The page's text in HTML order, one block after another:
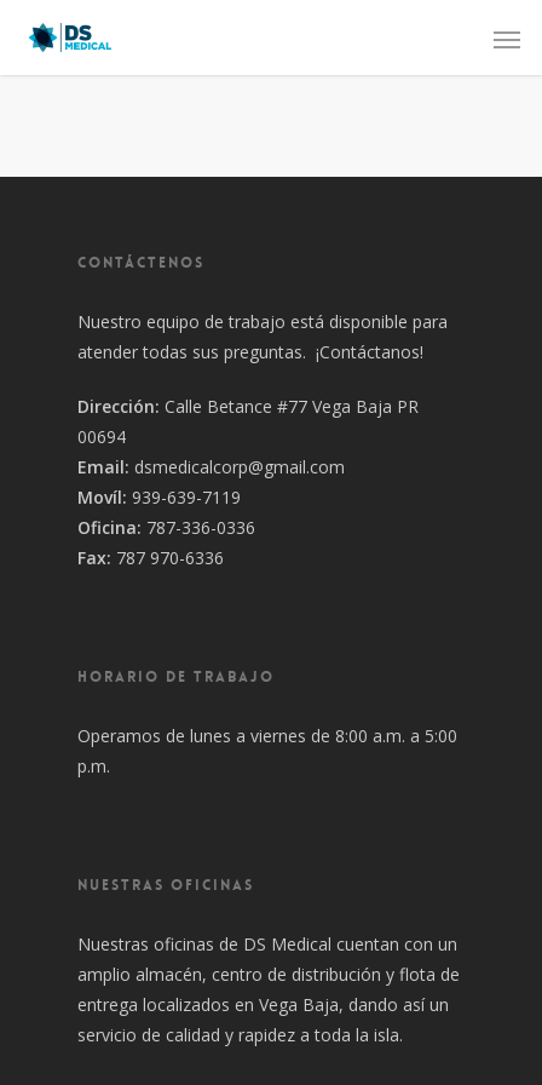
CONTÁCTENOS
Nuestro equipo de trabajo está disponible para
atender todas sus preguntas. ¡Contáctanos!
Dirección: Calle Betance #77 Vega Baja PR
00694
Email: dsmedicalcorp@gmail.com
Movíl: 939-639-7119
Oficina: 787-336-0336
Fax: 787 970-6336
HORARIO DE TRABAJO
Operamos de lunes a viernes de 8:00 a.m. a 5:00
p.m.
NUESTRAS OFICINAS
Nuestras oficinas de DS Medical cuentan con un
amplio almacén, centro de distribución y flota de
entrega localizados en Vega Baja, dando así un
servicio de calidad y rapidez a toda la isla.